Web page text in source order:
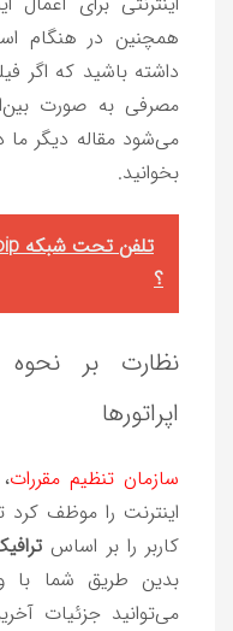
همچنین در هنگام
داشته باشید که اگر
مصرفی به صورت
می‌شود مقاله دیگر ما
بخوانید.
؟
نظارت بر
اپراتورها
سازمان تنظیم مقررات
اینترنت را موظف کرد
کاربر را بر اساس
بدین طریق شما با
می‌توانید جزئیات